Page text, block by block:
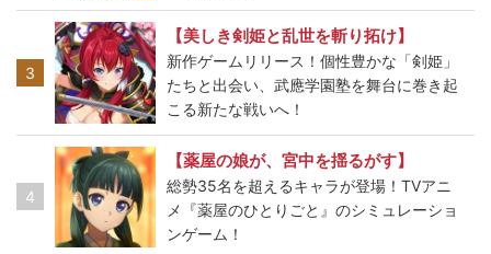
3
【美しき剣姫と乱世を斬り拓け】
新作ゲームリリース！個性豊かな「剣姫」
たちと出会い、武應学園塾を舞台に巻き起
こる新たな戦いへ！
4
【薬屋の娘が、宮中を揺るがす】
総勢35名を超えるキャラが登場！TVアニ
メ『薬屋のひとりごと』のシミュレーショ
ンゲーム！